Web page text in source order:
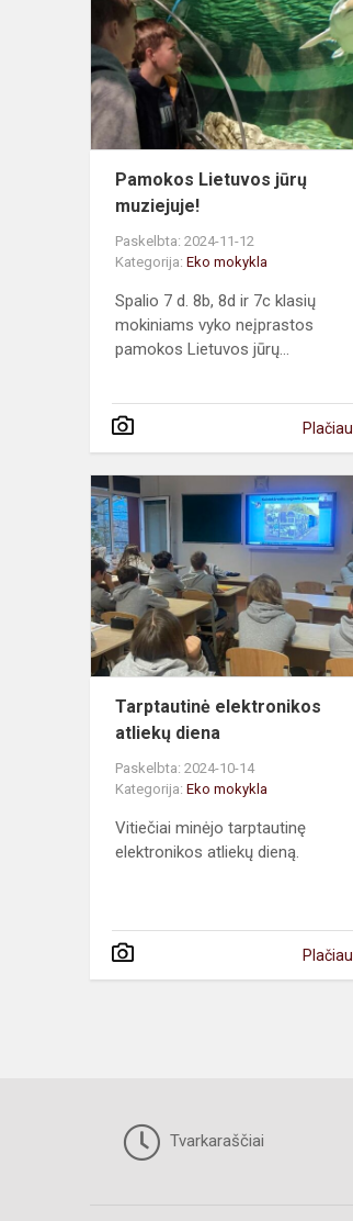
Pamokos Lietuvos jūrų
muziejuje!
Paskelbta: 2024-11-12
Kategorija: Eko mokykla
Spalio 7 d. 8b, 8d ir 7c klasių
mokiniams vyko neįprastos
pamokos Lietuvos jūrų...
Plačiau
Tarptautinė elektronikos
atliekų diena
Paskelbta: 2024-10-14
Kategorija: Eko mokykla
Vitiečiai minėjo tarptautinę
elektronikos atliekų dieną.
Plačiau
Tvarkaraščiai